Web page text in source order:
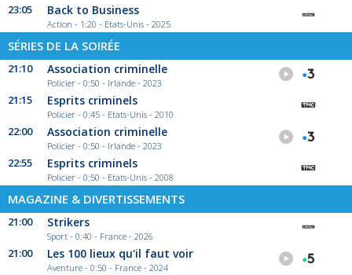
23:05 Back to Business
Action - 1:20 - Etats-Unis - 2025
SÉRIES DE LA SOIRÉE
21:10 Association criminelle
Policier - 0:50 - Irlande - 2023
21:15 Esprits criminels
Policier - 0:45 - Etats-Unis - 2010
22:00 Association criminelle
Policier - 0:50 - Irlande - 2023
22:55 Esprits criminels
Policier - 0:50 - Etats-Unis - 2008
MAGAZINE & DIVERTISSEMENTS
21:00 Strikers
Sport - 0:40 - France - 2026
21:00 Les 100 lieux qu'il faut voir
Aventure - 0:50 - France - 2024